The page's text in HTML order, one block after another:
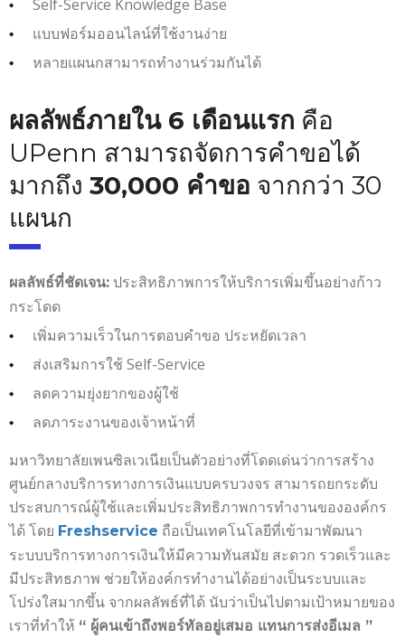
Self-Service Knowledge Base
แบบฟอร์มออนไลน์ที่ใช้งานง่าย
หลายแผนกสามารถทำงานร่วมกันได้
ผลลัพธ์ภายใน 6 เดือนแรก คือ
UPenn สามารถจัดการคำขอได้
มากถึง 30,000 คำขอ จากกว่า 30
แผนก
ผลลัพธ์ที่ชัดเจน: ประสิทธิภาพการให้บริการเพิ่มขึ้นอย่างก้าว
กระโดด
เพิ่มความเร็วในการตอบคำขอ ประหยัดเวลา
ส่งเสริมการใช้ Self-Service
ลดความยุ่งยากของผู้ใช้
ลดภาระงานของเจ้าหน้าที่
มหาวิทยาลัยเพนซิลเวเนียเป็นตัวอย่างที่โดดเด่นว่าการสร้าง
ศูนย์กลางบริการทางการเงินแบบครบวงจร สามารถยกระดับ
ประสบการณ์ผู้ใช้และเพิ่มประสิทธิภาพการทำงานขององค์กร
ได้ โดย Freshservice ถือเป็นเทคโนโลยีที่เข้ามาพัฒนา
ระบบบริการทางการเงินให้มีความทันสมัย สะดวก รวดเร็วและ
มีประสิทธภาพ ช่วยให้องค์กรทำงานได้อย่างเป็นระบบและ
โปร่งใสมากขึ้น จากผลลัพธ์ที่ได้ นับว่าเป็นไปตามเป้าหมายของ
เราที่ทำให้ “ ผู้คนเข้าถึงพอร์ทัลอยู่เสมอ แทนการส่งอีเมล ”